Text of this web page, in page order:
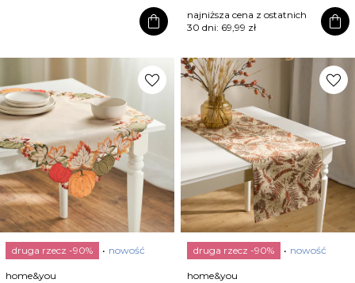
shopping_bag
najniższa cena z ostatnich
30 dni: 69,99 zł shopping_bag
favorite
druga rzecz -90% nowość
home&you
favorite
druga rzecz -90% nowość
home&you